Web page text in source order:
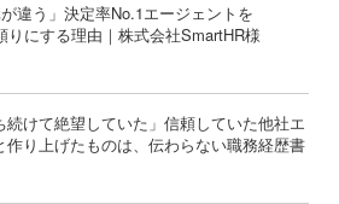
が違う」決定率No.1エージェントを
りにする理由｜株式会社SmartHR様
続けて絶望していた」信頼していた他社エ
作り上げたものは、伝わらない職務経歴書